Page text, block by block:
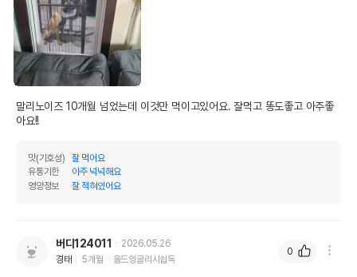
말리노이즈 10개월 넘었는데 이것만 먹이고있어요. 잘먹고 똥도좋고 아주좋
아요!!
맛(기호성)
잘 먹어요
유통기한
아주 넉넉해요
영양정보
잘 적혀있어요
버디124011
2026.05.26
경태
5개월 올드잉글리시쉽독
0